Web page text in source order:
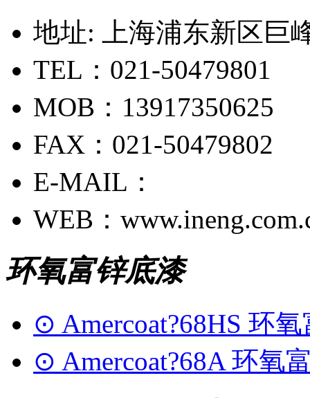
地址: 上海浦东新区巨
TEL：021-50479801
MOB：13917350625
FAX：021-50479802
E-MAIL：
WEB：
环氧富锌底漆
⊙ Amercoat?68HS 环
⊙ Amercoat?68A 环氧